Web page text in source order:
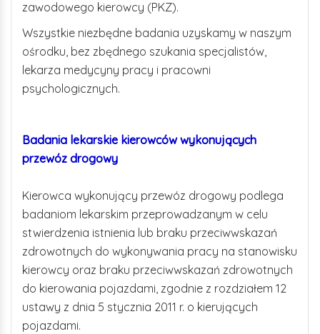
zawodowego kierowcy (PKZ).
Wszystkie niezbędne badania uzyskamy w naszym
ośrodku, bez zbędnego szukania specjalistów,
lekarza medycyny pracy i pracowni
psychologicznych.
Badania lekarskie kierowców wykonujących
przewóz drogowy
Kierowca wykonujący przewóz drogowy podlega
badaniom lekarskim przeprowadzanym w celu
stwierdzenia istnienia lub braku przeciwwskazań
zdrowotnych do wykonywania pracy na stanowisku
kierowcy oraz braku przeciwwskazań zdrowotnych
do kierowania pojazdami, zgodnie z rozdziałem 12
ustawy z dnia 5 stycznia 2011 r. o kierujących
pojazdami.